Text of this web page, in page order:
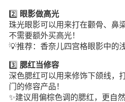
2️⃣ 眼影做高光
珠光眼影可以用来打在颧骨、鼻
不需要额外买高光！
💡推荐：香奈儿四宫格眼影中的
3️⃣ 腮红当修容
深色腮红可以用来修饰下颌线，
门的修容产品！
✨建议用偏棕色调的腮红，更自